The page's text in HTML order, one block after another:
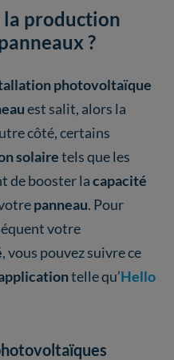
production
?
photovoltaïque
est salit, alors la
côté, certains
solairetels que les
de booster lacapacité
panneau. Pour
votre
, vous pouvez suivre ce
telle qu’Hello